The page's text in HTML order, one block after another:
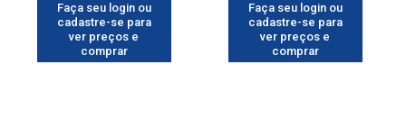
Faça seu login ou
cadastre-se para
ver preços e
comprar
Faça seu login ou
cadastre-se para
ver preços e
comprar